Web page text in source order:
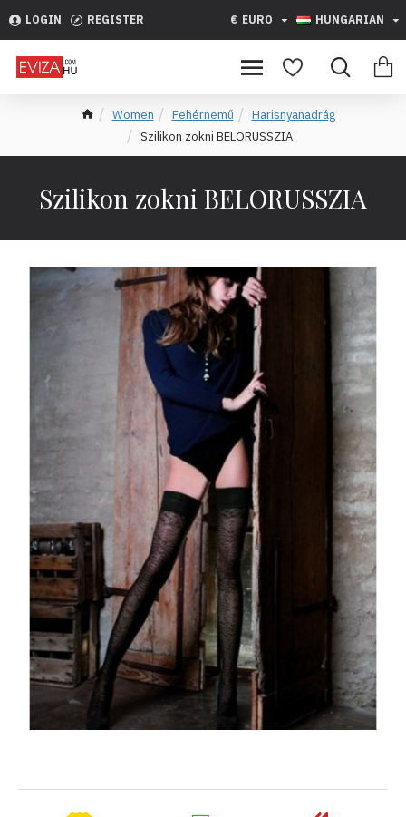
LOGIN REGISTER € EURO HUNGARIAN
Women Fehérnemű
Harisnyanadrág
Szilikon zokni BELORUSSZIA
Szilikon zokni BELORUSSZIA